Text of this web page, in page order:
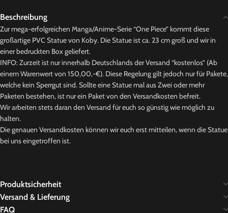
Beschreibung
Zur mega-erfolgreichen Manga/Anime-Serie “One Piece” kommt diese
großartige PVC Statue von Koby. Die Statue ist ca. 23 cm groß und wir in
einer bedruckten Box geliefert.
INFO: Zurzeit ist nur innerhalb Deutschlands der Versand “kostenlos” (Ab
einem Warenwert von 150,00,-€). Diese Regelung gilt jedoch nur für Pakete,
welche kein Sperrgut sind. Sollte eine Statue mal aus Zwei oder mehr
Paketen bestehen, ist nur ein Paket von den Versandkosten befreit.
Wir arbeiten stets daran den Versand für euch so günstig wie möglich zu
halten.
Die genauen Versandkosten können wir euch erst mitteilen, wenn die Statue
bei uns eingetroffen ist.
Produktsicherheit
Versand & Lieferung
FAQ